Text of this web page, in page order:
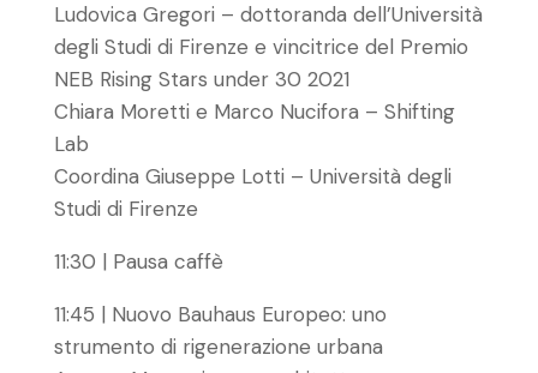
Ludovica Gregori – dottoranda dell’Università
degli Studi di Firenze e vincitrice del Premio
NEB Rising Stars under 30 2021
Chiara Moretti e Marco Nucifora – Shifting
Lab
Coordina Giuseppe Lotti – Università degli
Studi di Firenze
11:30 | Pausa caffè
11:45 | Nuovo Bauhaus Europeo: uno
strumento di rigenerazione urbana